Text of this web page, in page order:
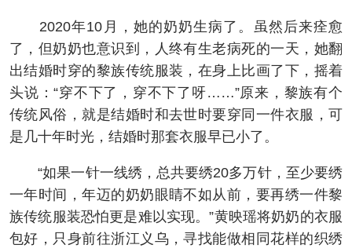
2020年10月，她的奶奶生病了。虽然后来痊愈
了，但奶奶也意识到，人终有生老病死的一天，她翻
出结婚时穿的黎族传统服装，在身上比画了下，摇着
头说：“穿不下了，穿不下了呀……”原来，黎族有个
传统风俗，就是结婚时和去世时要穿同一件衣服，可
是几十年时光，结婚时那套衣服早已小了。
“如果一针一线绣，总共要绣20多万针，至少要绣
一年时间，年迈的奶奶眼睛不如从前，要再绣一件黎
族传统服装恐怕更是难以实现。”黄映瑶将奶奶的衣服
包好，只身前往浙江义乌，寻找能做相同花样的织绣